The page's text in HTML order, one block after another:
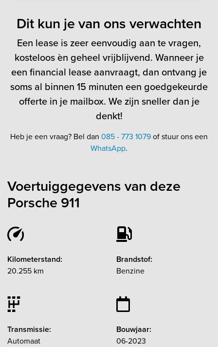
Dit kun je van ons verwachten
Een lease is zeer eenvoudig aan te vragen,
kosteloos èn geheel vrijblijvend. Wanneer je
een financial lease aanvraagt, dan ontvang je
soms al binnen 15 minuten een goedgekeurde
offerte in je mailbox. We zijn sneller dan je
denkt!
Heb je een vraag? Bel dan 085 - 773 1079of stuur ons een
WhatsApp.
Voertuiggegevens van deze
Porsche 911
Kilometerstand:
20.255 km
Brandstof:
Benzine
Transmissie:
Automaat
Bouwjaar:
06-2023